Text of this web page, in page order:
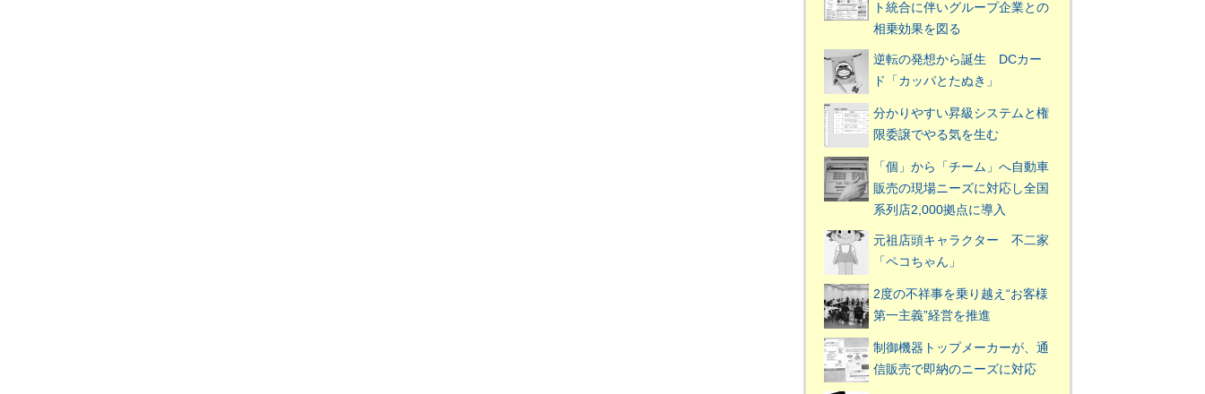
ト統合に伴いグループ企業との
相乗効果を図る
逆転の発想から誕生 DCカー
ド「カッパとたぬき」
分かりやすい昇級システムと権
限委譲でやる気を生む
「個」から「チーム」へ自動車
販売の現場ニーズに対応し全国
系列店2,000拠点に導入
元祖店頭キャラクター 不二家
「ペコちゃん」
2度の不祥事を乗り越え“お客様
第一主義”経営を推進
制御機器トップメーカーが、通
信販売で即納のニーズに対応